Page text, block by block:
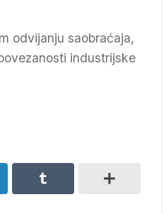
odvijanju saobraćaja,
industrijske